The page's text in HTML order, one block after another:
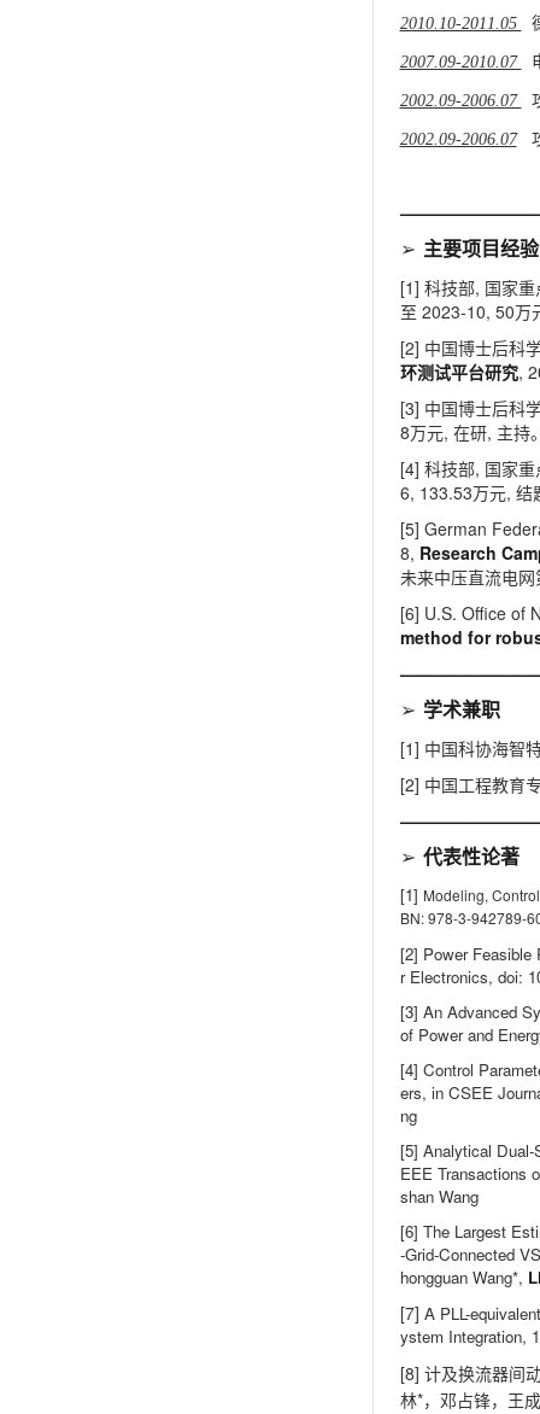
2010.10-2011.05
2007.09-2010.07
2002.09-2006.07
2002.09-2006.07
➢ 主要项目经验
[1] 科技部, 国家
至 2023-10, 50 万
[2] 中国博士后科
环测试平台研究,
[3] 中国博士后科
8 万元, 在研, 主持
[4] 科技部, 国家
6, 133.53 万元, 结
[5] German
8, Research
未来中压直流电
[6] U.S. Office of
method for
➢ 学术兼职
[1] 中国科协海智
[2] 中国工程教育
➢ 代表性论著
[1] Modeling,
BN: 978-3-942789-
[2] Power Feasible
r Electronics, doi:
[3] An Advanced
of Power and
[4] Control
ers, in CSEE
ng
[5] Analytical Dual-
EEE Transactions
shan Wang
[6] The Largest
-Grid-Connected
hongguan Wang*,
[7] A PLL-
ystem Integration, 1
[8] 计及换流器间
林*，邓占锋，王